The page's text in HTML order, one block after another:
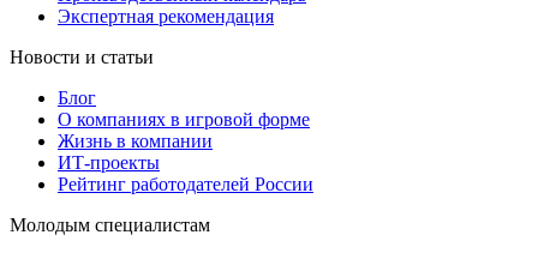
Экспертная рекомендация
Новости и статьи
Блог
О компаниях в игровой форме
Жизнь в компании
ИТ-проекты
Рейтинг работодателей России
Молодым специалистам